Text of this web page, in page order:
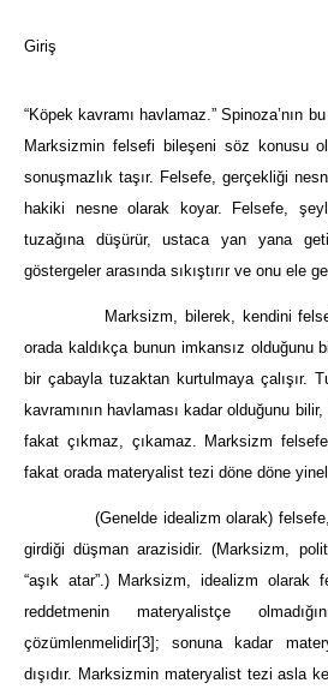
Giriş
“Köpek kavramı havlamaz.” Spinoza’nın
Marksizmin felsefi bileşeni söz konusu
sonuşmazlık taşır. Felsefe, gerçekliği
hakiki nesne olarak koyar. Felsefe,
tuzağına düşürür, ustaca yan yana
göstergeler arasında sıkıştırır ve onu ele
Marksizm, bilerek, kendini
orada kaldıkça bunun imkansız olduğunu
bir çabayla tuzaktan kurtulmaya çalışır.
kavramının havlaması kadar olduğunu
fakat çıkmaz, çıkamaz. Marksizm
fakat orada materyalist tezi döne döne
(Genelde idealizm olarak) felsefe,
girdiği düşman arazisidir. (Marksizm,
“aşık atar”.) Marksizm, idealizm olarak
reddetmenin materyalistçe
çözümlenmelidir[3] ; sonuna kadar
dışıdır. Marksizmin materyalist tezi asla